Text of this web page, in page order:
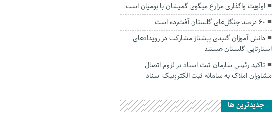
اولویت واگذاری مزارع میگوی گمیشان با بومیان است
۶۰ درصد جنگل‌های گلستان آفت‌زده است
دانش آموزان گنبدی پیشتاز مشارکت در رویدادهای
استارتاپی گلستان هستند
تاکید رئیس سازمان ثبت اسناد بر لزوم اتصال
مشاوران املاک به سامانه ثبت الکترونیک اسناد
جديدترين ها